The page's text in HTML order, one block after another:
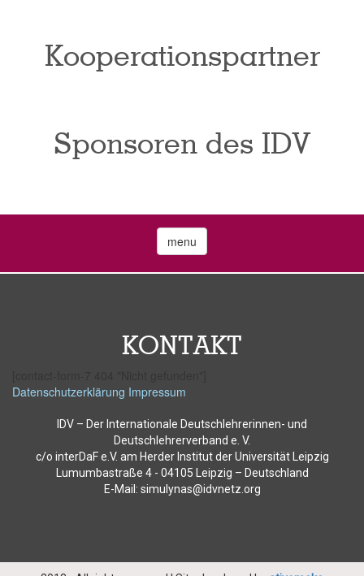
Kooperationspartner
Sponsoren des IDV
menu
KONTAKT
Datenschutzerklärung Impressum
IDV – Der Internationale Deutschlehrerinnen- und
Deutschlehrerverband e. V.
c/o interDaF e.V. am Herder Institut der Universität Leipzig
Lumumbastraße 4 - 04105 Leipzig – Deutschland
E-Mail: simulynas@idvnetz.org